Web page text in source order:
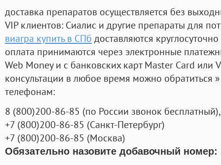
доставка препаратов осуществляется без
VIP клиентов: Сиалис и другие препараты для
виагра купить в СПб доставляются круглосуточно
оплата принимаются через электронные
Web Money и с банковских карт Master Card или
консультации в любое время можно обратиться
телефонам:
8 (800)200-86-85 (по России звонок бесплатный),
+7 (800)200-86-85 (Санкт-Петербург)
+7 (800)200-86-85 (Москва)
Обязательно назовите добавочный номер: